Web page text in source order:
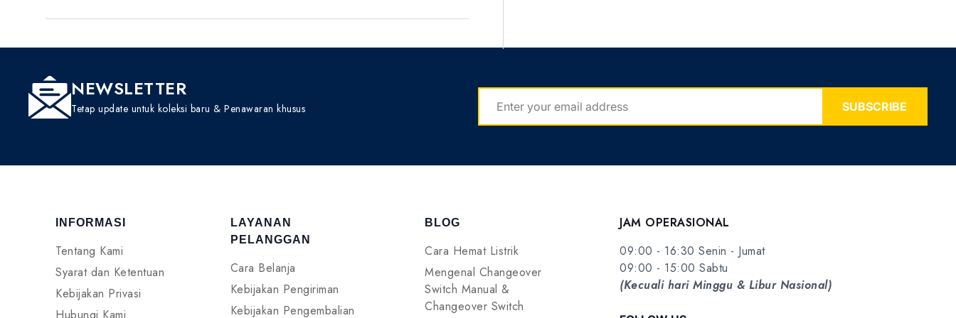
NEWSLETTER
Tetap update untuk koleksi baru & Penawaran khusus SUBSCRIBE
INFORMASI
Tentang Kami
Syarat dan Ketentuan
Kebijakan Privasi
Hubungi Kami
LAYANAN
PELANGGAN
Cara Belanja
Kebijakan Pengiriman
Kebijakan Pengembalian
BLOG
Cara Hemat Listrik
Mengenal Changeover
Switch Manual &
Changeover Switch
JAM OPERASIONAL
09:00 - 16:30 Senin - Jumat
09:00 - 15:00 Sabtu
(Kecuali hari Minggu & Libur Nasional)